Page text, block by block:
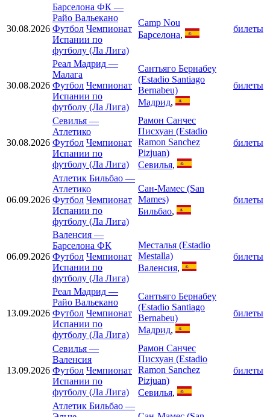
30.08.2026
Барселона ФК —
Райо Вальекано
Футбол Чемпионат
Испании по
футболу (Ла Лига)
Camp Nou
Барселона,
билеты
30.08.2026
Реал Мадрид —
Малага
Футбол Чемпионат
Испании по
футболу (Ла Лига)
Сантьяго Бернабеу
(Estadio Santiago
Bernabeu)
Мадрид,
билеты
30.08.2026
Севилья —
Атлетико
Футбол Чемпионат
Испании по
футболу (Ла Лига)
Рамон Санчес
Писхуан (Estadio
Ramon Sanchez
Pizjuan)
Севилья,
билеты
06.09.2026
Атлетик Бильбао —
Атлетико
Футбол Чемпионат
Испании по
футболу (Ла Лига)
Сан-Мамес (San
Mames)
Бильбао,
билеты
06.09.2026
Валенсия —
Барселона ФК
Футбол Чемпионат
Испании по
футболу (Ла Лига)
Месталья (Estadio
Mestalla)
Валенсия,
билеты
13.09.2026
Реал Мадрид —
Райо Вальекано
Футбол Чемпионат
Испании по
футболу (Ла Лига)
Сантьяго Бернабеу
(Estadio Santiago
Bernabeu)
Мадрид,
билеты
13.09.2026
Севилья —
Валенсия
Футбол Чемпионат
Испании по
футболу (Ла Лига)
Рамон Санчес
Писхуан (Estadio
Ramon Sanchez
Pizjuan)
Севилья,
билеты
Атлетик Бильбао —